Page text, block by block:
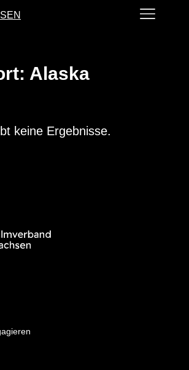
Alaska
keine Ergebnisse.